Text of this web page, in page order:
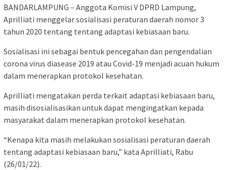
BANDARLAMPUNG – Anggota Komisi V DPRD Lampung,
Aprilliati menggelar sosialisasi peraturan daerah nomor 3
tahun 2020 tentang tentang adaptasi kebiasaan baru.
Sosialisasi ini sebagai bentuk pencegahan dan pengendalian
corona virus diasease 2019 atau Covid-19 menjadi acuan hukum
dalam menerapkan protokol kesehatan.
Aprilliati mengatakan perda terkait adaptasi kebiasaan baru,
masih disosialisasikan untuk dapat mengingatkan kepada
masyarakat dalam menerapkan protokol kesehatan.
“Kenapa kita masih melakukan sosialisasi peraturan daerah
tentang adaptasi kebiasaan baru,” kata Aprilliati, Rabu
(26/01/22).